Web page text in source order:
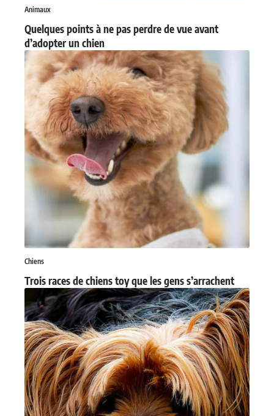
Animaux
Quelques points à ne pas perdre de vue avant
d’adopter un chien
Chiens
Trois races de chiens toy que les gens s’arrachent